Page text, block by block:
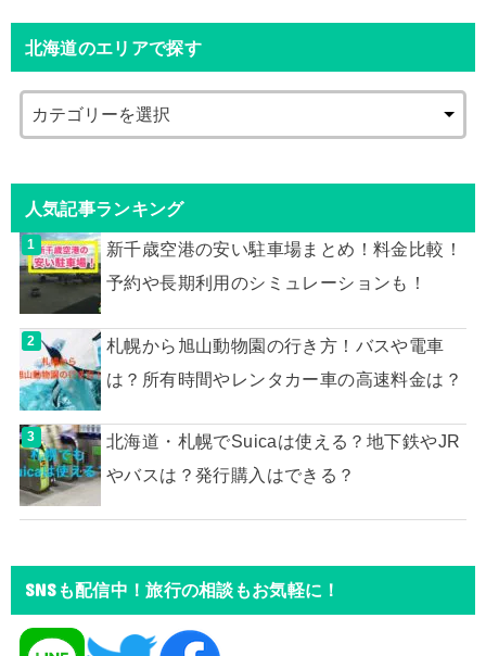
北海道のエリアで探す
人気記事ランキング
新千歳空港の安い駐車場まとめ！料金比較！
予約や長期利用のシミュレーションも！
札幌から旭山動物園の行き方！バスや電車
は？所有時間やレンタカー車の高速料金は？
北海道・札幌でSuicaは使える？地下鉄やJR
やバスは？発行購入はできる？
SNSも配信中！旅行の相談もお気軽に！